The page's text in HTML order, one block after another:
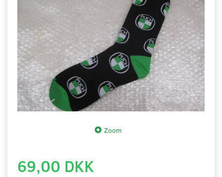
Zoom
69,00 DKK